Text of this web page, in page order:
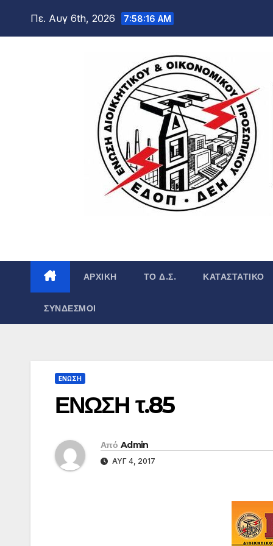
Πε. Αυγ 6th, 2026 7:58:17 AM
ΑΡΧΙΚΉ ΤΟ Δ.Σ. ΚΑΤΑΣΤΑΤΙΚΌ
ΣΎΝΔΕΣΜΟΙ
ΕΝΩΣΗ
ΕΝΩΣΗ τ.85
Από Admin
ΑΥΓ 4, 2017